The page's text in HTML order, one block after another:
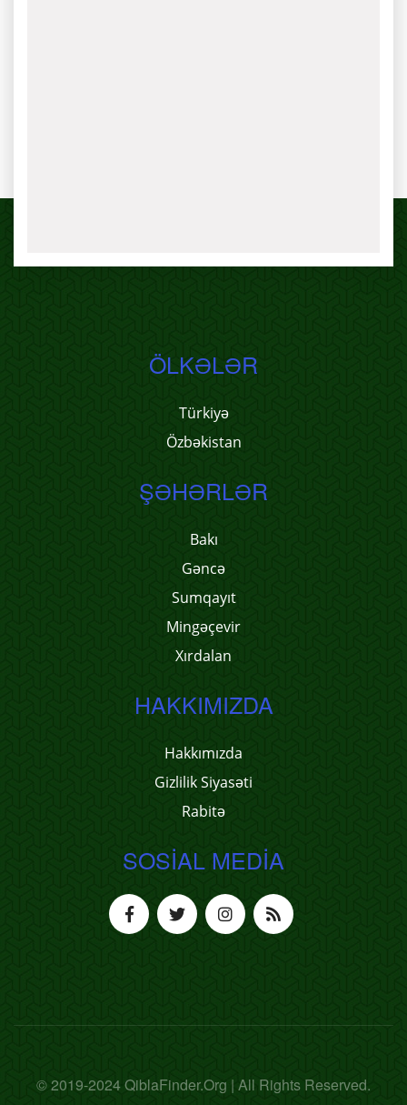
ÖLKƏLƏR
Türkiyə
Özbəkistan
ŞƏHƏRLƏR
Bakı
Gəncə
Sumqayıt
Mingəçevir
Xırdalan
HAKKIMIZDA
Hakkımızda
Gizlilik Siyasəti
Rabitə
SOSIAL MEDIA
© 2019-2024 QiblaFinder.Org | All Rights Reserved.